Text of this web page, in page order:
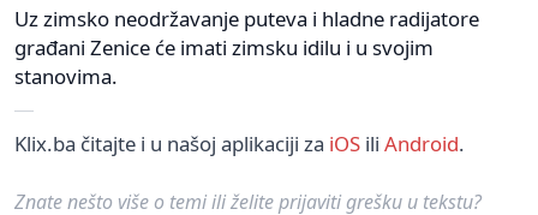
Uz zimsko neodržavanje puteva i hladne radijatore
građani Zenice će imati zimsku idilu i u svojim
stanovima.
Klix.ba čitajte i u našoj aplikaciji za iOS ili Android.
Znate nešto više o temi ili želite prijaviti grešku u tekstu?